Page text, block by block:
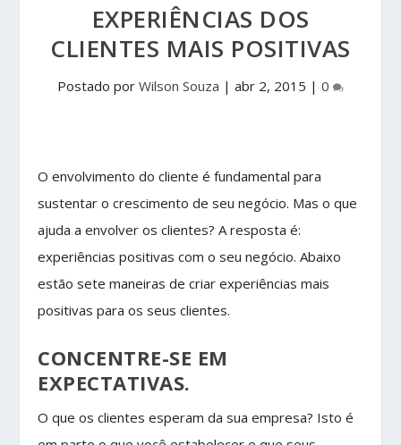
EXPERIÊNCIAS DOS
CLIENTES MAIS POSITIVAS
Postado por Wilson Souza | abr 2, 2015 | 0
O envolvimento do cliente é fundamental para
sustentar o crescimento de seu negócio. Mas o que
ajuda a envolver os clientes? A resposta é:
experiências positivas com o seu negócio. Abaixo
estão sete maneiras de criar experiências mais
positivas para os seus clientes.
CONCENTRE-SE EM
EXPECTATIVAS.
O que os clientes esperam da sua empresa? Isto é